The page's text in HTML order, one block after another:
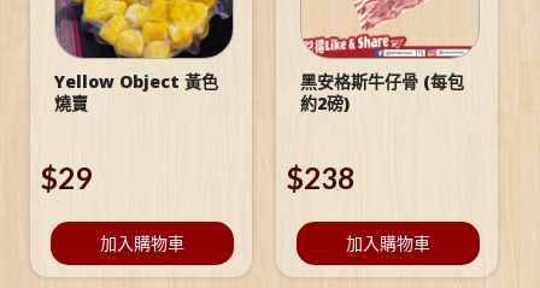
Yellow Object 黃色
燒賣
$29
加入購物車
黑安格斯牛仔骨 (每包
約2磅)
$238
加入購物車